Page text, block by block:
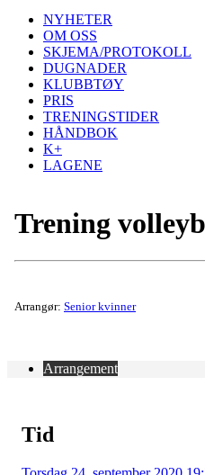
NYHETER
OM OSS
SKJEMA/PROTOKOLL
DUGNADER
KLUBBTØY
PRIS
TRENINGSTIDER
HÅNDBOK
K+
LAGENE
Trening
Arrangør: Senior kvinner
Arrangement
Tid